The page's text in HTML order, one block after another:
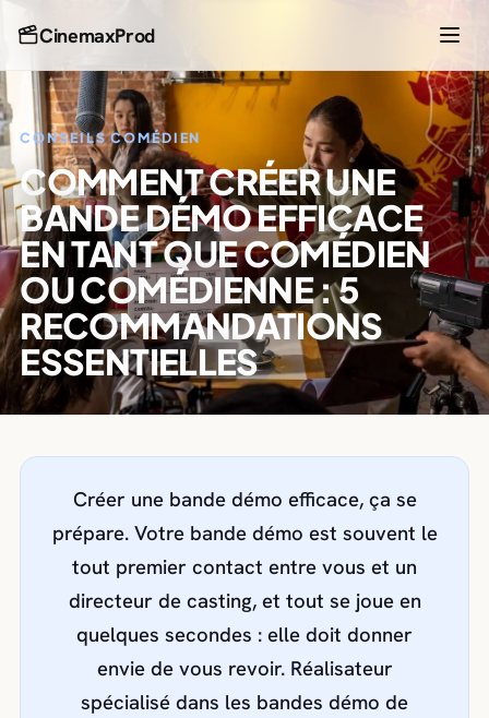
CinemaxProd
CONSEILS COMÉDIEN
COMMENT CRÉER UNE
BANDE DÉMO EFFICACE
EN TANT QUE COMÉDIEN
OU COMÉDIENNE : 5
RECOMMANDATIONS
ESSENTIELLES
Créer une bande démo efficace, ça se
prépare. Votre bande démo est souvent le
tout premier contact entre vous et un
directeur de casting, et tout se joue en
quelques secondes : elle doit donner
envie de vous revoir. Réalisateur
spécialisé dans les bandes démo de